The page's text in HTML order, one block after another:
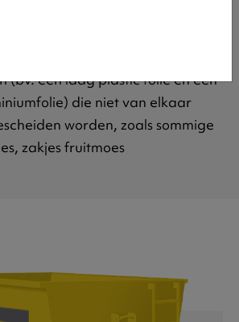
van motorolie, verf, lak en
bestaande uit verschillende
(bv. een laag plastic folie en een
die niet van elkaar
worden, zoals sommige
zakjes fruitmoes